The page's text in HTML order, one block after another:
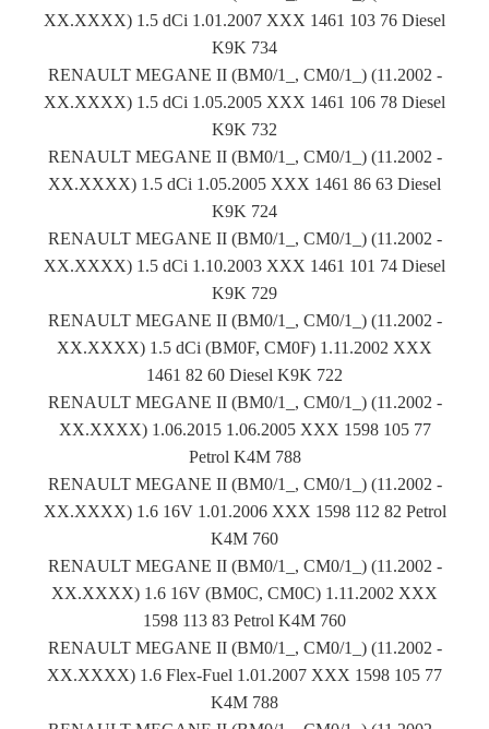
XX.XXXX) 1.5 dCi 1.01.2007 XXX 1461 103 76 Diesel
K9K 734
RENAULT MEGANE II (BM0/1_, CM0/1_) (11.2002 -
XX.XXXX) 1.5 dCi 1.05.2005 XXX 1461 106 78 Diesel
K9K 732
RENAULT MEGANE II (BM0/1_, CM0/1_) (11.2002 -
XX.XXXX) 1.5 dCi 1.05.2005 XXX 1461 86 63 Diesel
K9K 724
RENAULT MEGANE II (BM0/1_, CM0/1_) (11.2002 -
XX.XXXX) 1.5 dCi 1.10.2003 XXX 1461 101 74 Diesel
K9K 729
RENAULT MEGANE II (BM0/1_, CM0/1_) (11.2002 -
XX.XXXX) 1.5 dCi (BM0F, CM0F) 1.11.2002 XXX
1461 82 60 Diesel K9K 722
RENAULT MEGANE II (BM0/1_, CM0/1_) (11.2002 -
XX.XXXX) 1.06.2015 1.06.2005 XXX 1598 105 77
Petrol K4M 788
RENAULT MEGANE II (BM0/1_, CM0/1_) (11.2002 -
XX.XXXX) 1.6 16V 1.01.2006 XXX 1598 112 82 Petrol
K4M 760
RENAULT MEGANE II (BM0/1_, CM0/1_) (11.2002 -
XX.XXXX) 1.6 16V (BM0C, CM0C) 1.11.2002 XXX
1598 113 83 Petrol K4M 760
RENAULT MEGANE II (BM0/1_, CM0/1_) (11.2002 -
XX.XXXX) 1.6 Flex-Fuel 1.01.2007 XXX 1598 105 77
K4M 788